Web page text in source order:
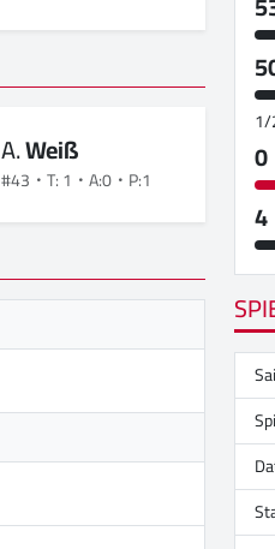
A.Weiß
#43 T: 1 A:0 P:1
0
4